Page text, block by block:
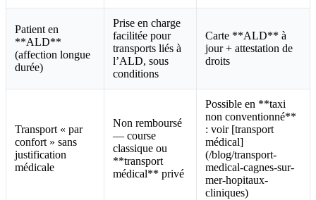
Patient en
**ALD**
(affection longue
durée)
Prise en charge
facilitée pour
transports liés à
l’ALD, sous
conditions
Carte **ALD** à
jour + attestation de
droits
Transport « par
confort » sans
justification
médicale
Non remboursé
— course
classique ou
**transport
médical** privé
Possible en **taxi
non conventionné**
: voir [transport
médical]
(/blog/transport-
medical-cagnes-sur-
mer-hopitaux-
cliniques)